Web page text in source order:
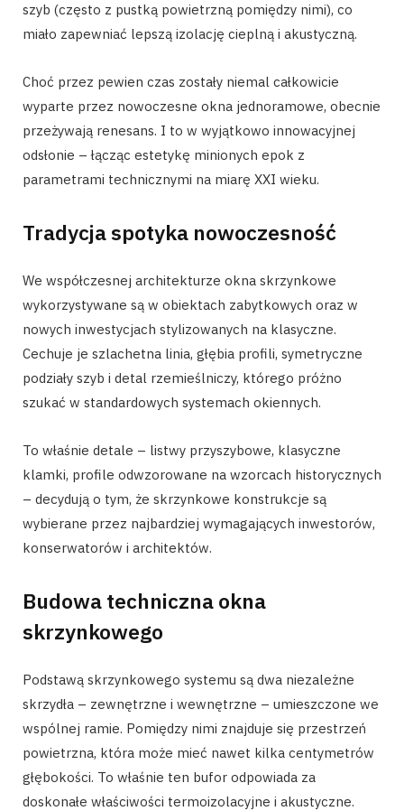
szyb (często z pustką powietrzną pomiędzy nimi), co
miało zapewniać lepszą izolację cieplną i akustyczną.
Choć przez pewien czas zostały niemal całkowicie
wyparte przez nowoczesne okna jednoramowe, obecnie
przeżywają renesans. I to w wyjątkowo innowacyjnej
odsłonie – łącząc estetykę minionych epok z
parametrami technicznymi na miarę XXI wieku.
Tradycja spotyka nowoczesność
We współczesnej architekturze okna skrzynkowe
wykorzystywane są w obiektach zabytkowych oraz w
nowych inwestycjach stylizowanych na klasyczne.
Cechuje je szlachetna linia, głębia profili, symetryczne
podziały szyb i detal rzemieślniczy, którego próżno
szukać w standardowych systemach okiennych.
To właśnie detale – listwy przyszybowe, klasyczne
klamki, profile odwzorowane na wzorcach historycznych
– decydują o tym, że skrzynkowe konstrukcje są
wybierane przez najbardziej wymagających inwestorów,
konserwatorów i architektów.
Budowa techniczna okna
skrzynkowego
Podstawą skrzynkowego systemu są dwa niezależne
skrzydła – zewnętrzne i wewnętrzne – umieszczone we
wspólnej ramie. Pomiędzy nimi znajduje się przestrzeń
powietrzna, która może mieć nawet kilka centymetrów
głębokości. To właśnie ten bufor odpowiada za
doskonałe właściwości termoizolacyjne i akustyczne.